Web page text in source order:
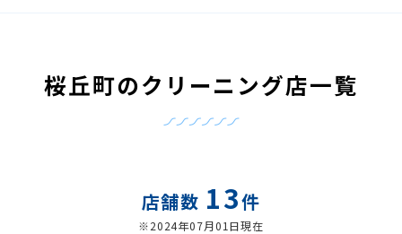
桜丘町のクリーニング店一覧
店舗数 13件
※2024年07月01日現在